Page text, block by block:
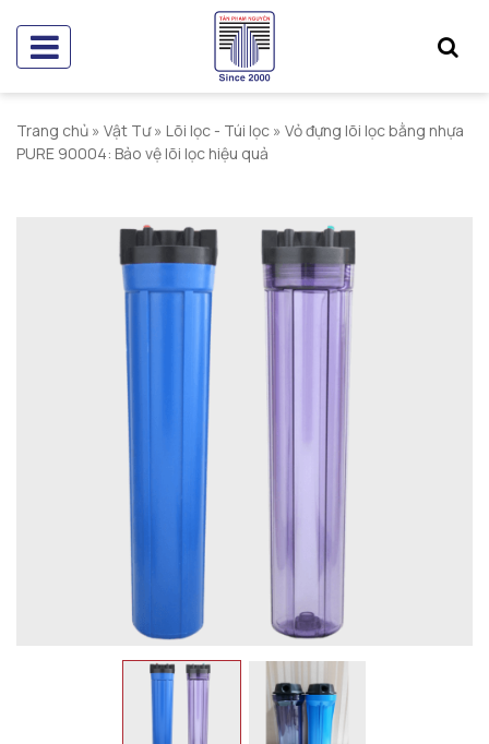
Trang chủ » Vật Tư» Lõi lọc - Túi lọc » Vỏ đựng lõi lọc bằng nhựa
PURE 90004: Bảo vệ lõi lọc hiệu quả